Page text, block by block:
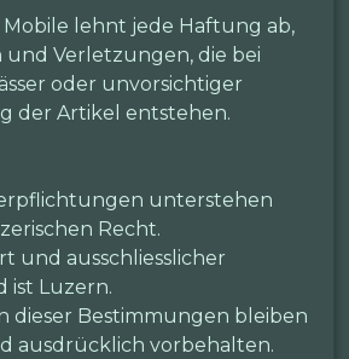
lehnt jede Haftung ab,
und Verletzungen, die bei
oder unvorsichtiger
der Artikel entstehen.
unterstehen
Recht.
und ausschliesslicher
ist Luzern.
dieser Bestimmungen bleiben
ausdrücklich vorbehalten.